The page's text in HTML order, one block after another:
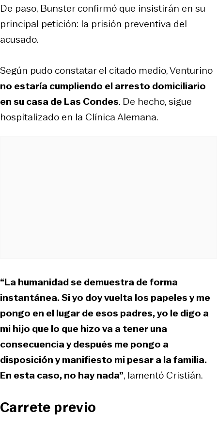
De paso, Bunster confirmó que insistirán en su
principal petición: la prisión preventiva del
acusado.
Según pudo constatar el citado medio, Venturino
no estaría cumpliendo el arresto domiciliario
en su casa de Las Condes. De hecho, sigue
hospitalizado en la Clínica Alemana.
“La humanidad se demuestra de forma
instantánea. Si yo doy vuelta los papeles y me
pongo en el lugar de esos padres, yo le digo a
mi hijo que lo que hizo va a tener una
consecuencia y después me pongo a
disposición y manifiesto mi pesar a la familia.
En esta caso, no hay nada”, lamentó Cristián.
Carrete previo